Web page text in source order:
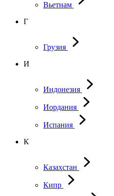
Вьетнам
Г
Грузия
И
Индонезия
Иордания
Испания
К
Казахстан
Кипр